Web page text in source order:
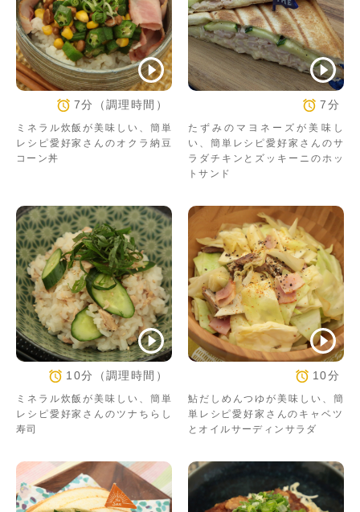
7分（調理時間）
ミネラル炊飯が美味しい、簡単
レシピ愛好家さんのオクラ納豆
コーン丼
7分
たずみのマヨネーズが美味し
い、簡単レシピ愛好家さんのサ
ラダチキンとズッキーニのホッ
トサンド
10分（調理時間）
ミネラル炊飯が美味しい、簡単
レシピ愛好家さんのツナちらし
寿司
10分
鮎だしめんつゆが美味しい、簡
単レシピ愛好家さんのキャベツ
とオイルサーディンサラダ